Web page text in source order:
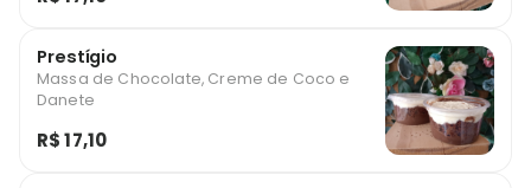
Prestígio
Massa de Chocolate, Creme de Coco e
Danete
R$ 17,10